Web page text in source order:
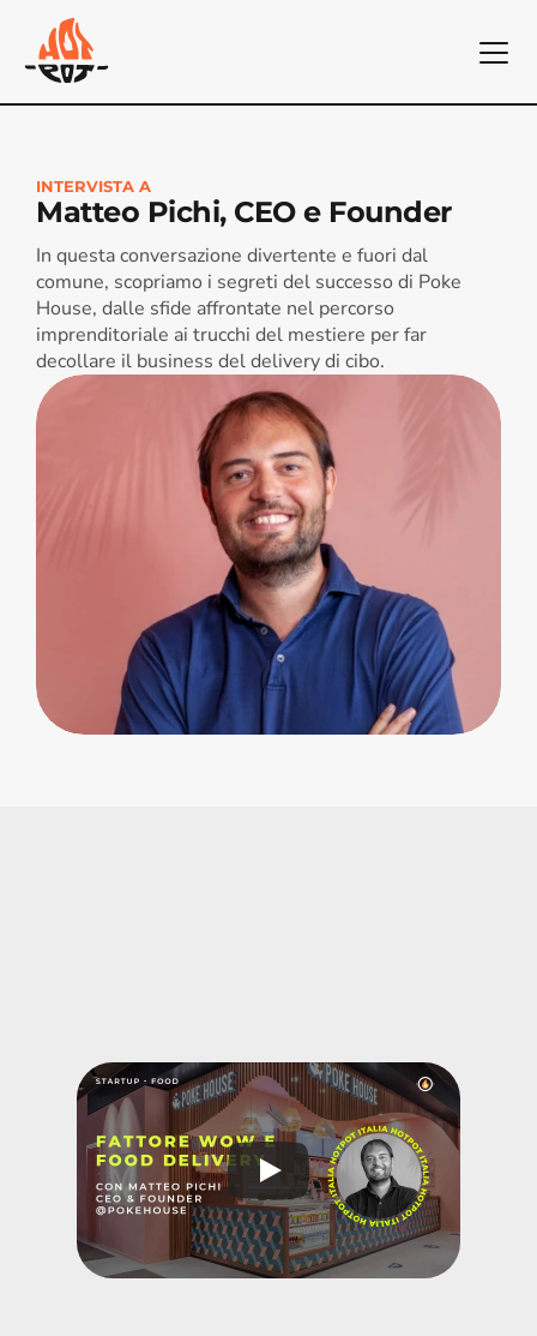
INTERVISTA A
Matteo Pichi, CEO e Founder
In questa conversazione divertente e fuori dal
comune, scopriamo i segreti del successo di Poke
House, dalle sfide affrontate nel percorso
imprenditoriale ai trucchi del mestiere per far
decollare il business del delivery di cibo.